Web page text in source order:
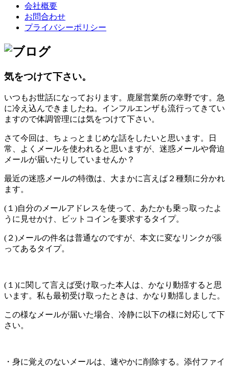
会社概要
お問合わせ
プライバシーポリシー
気をつけて下さい。
いつもお世話になっております。鹿屋営業所の幸野です。急
に冷え込んできましたね。インフルエンザも流行ってきてい
ますので体調管理には気をつけて下さい。
さて今回は、ちょっとまじめな話をしたいと思います。日
常、よくメールを使われると思いますが、迷惑メールや脅迫
メールが届いたりしていませんか？
最近の迷惑メールの特徴は、大まかに言えば２種類に分かれ
ます。
(１)自分のメールアドレスを使って、あたかも乗っ取ったよ
うに見せかけ、ビットコインを要求するタイプ。
(２)メールの件名は普通なのですが、本文に変なリンクが張
ってあるタイプ。
(１)に関して言えば受け取った本人は、かなり動揺すると思
います。私も最初受け取ったときは、かなり動揺しました。
この様なメールが届いた場合、冷静に以下の様に対応して下
さい。
・身に覚えのないメールは、速やかに削除する。添付ファイ